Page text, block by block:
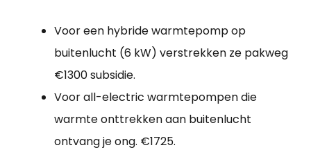
Voor een hybride warmtepomp op
buitenlucht (6 kW) verstrekken ze pakweg
€1300 subsidie.
Voor all-electric warmtepompen die
warmte onttrekken aan buitenlucht
ontvang je ong. €1725.